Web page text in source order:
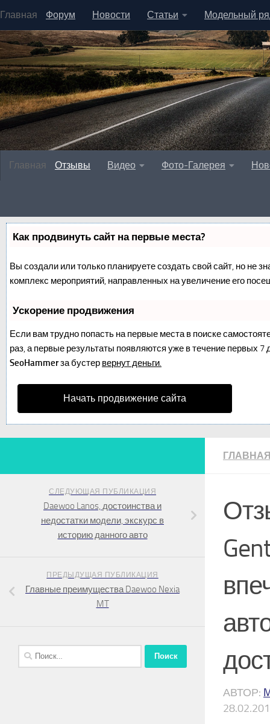
Главная Форум Новости Статьи Модельный
Главная Отзывы Видео Фото-Галерея
Как продвинуть сайт на первые места?
Вы создали или только планируете создать свой сайт, но не
комплекс мероприятий, направленных на увеличение его
Ускорение продвижения
Если вам трудно попасть на первые места в поиске
раз, а первые результаты появляются уже в течение первых 7
SeoHammerза бустер вернут деньги.
Начать продвижение сайта
АВТОР:
СЛЕДУЮЩАЯ ПУБЛИКАЦИЯ
Daewoo Lanos, достоинства и
недостатки модели, экскурс в
историю данного авто
ПРЕДЫДУЩАЯ ПУБЛИКАЦИЯ
Главные преимущества Daewoo Nexia
MT
Найти: